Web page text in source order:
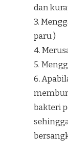
dan
3.
paru )
4.
5.
6.
bakteri